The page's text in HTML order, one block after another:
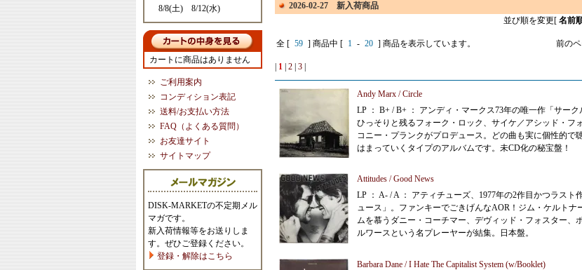
8/8(土) 8/12(水)
カートに商品はありません
ご利用案内
コンディション表記
送料/お支払い方法
FAQ（よくある質問）
お友達サイト
サイトマップ
DISK-MARKETの不定期メル
マガです。
新入荷情報等をお送りしま
す。ぜひご登録ください。
登録・解除はこちら
2026-02-27 新入荷商品
並び順を変更[ 名前
全 [ 59 ] 商品中 [ 1 - 20 ] 商品を表示しています。 前のペ
1 2 3
Andy Marx / Circle
LP ： B+ / B+ ： アンディ・マークス73年の唯一作「サーク
ひっそりと残るフォーク・ロック、サイケ／アシッド・フ
コニー・プランクがプロデュース。どの曲も実に個性的で
はまっていくタイプのアルバムです。未CD化の秘宝盤！
Attitudes / Good News
LP ： A- / A ： アティチューズ、1977年の2作目かつラスト
ュース」。ファンキーでごきげんなAOR！ジム・ケルトナ
ムを慕うダニー・コーチマー、デヴィッド・フォスター、
ルワースという名プレーヤーが結集。日本盤。
Barbara Dane / I Hate The Capitalist System (w/Booklet)